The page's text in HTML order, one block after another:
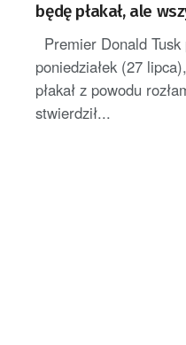
będę płakał, ale
wolelibyśmy, by
wyglądała trochę
Premier Donald Tusk
poniedziałek (27
płakał z powodu
stwierdził...